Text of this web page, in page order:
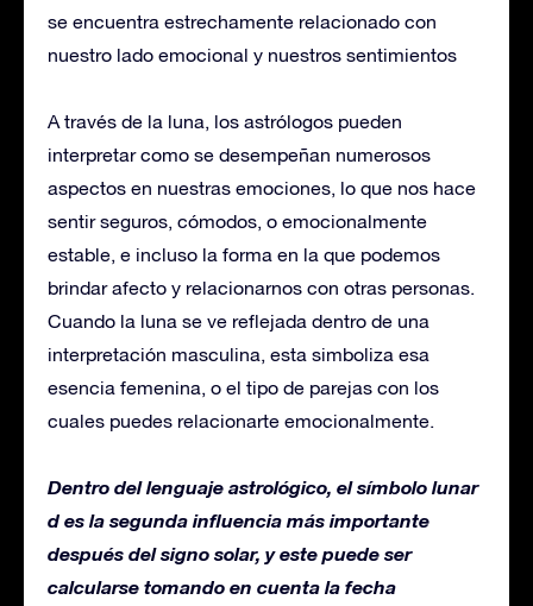
se encuentra estrechamente relacionado con
nuestro lado emocional y nuestros sentimientos
A través de la luna, los astrólogos pueden
interpretar como se desempeñan numerosos
aspectos en nuestras emociones, lo que nos hace
sentir seguros, cómodos, o emocionalmente
estable, e incluso la forma en la que podemos
brindar afecto y relacionarnos con otras personas.
Cuando la luna se ve reflejada dentro de una
interpretación masculina, esta simboliza esa
esencia femenina, o el tipo de parejas con los
cuales puedes relacionarte emocionalmente.
Dentro del lenguaje astrológico, el símbolo lunar
d es la segunda influencia más importante
después del signo solar, y este puede ser
calcularse tomando en cuenta la fecha